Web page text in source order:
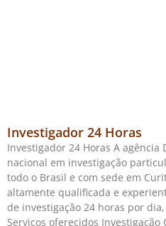
Investigador 24 Horas
Investigador 24 Horas A agência
nacional em investigação
todo o Brasil e com sede em
altamente qualificada e
de investigação 24 horas por
Serviços oferecidos Investigação